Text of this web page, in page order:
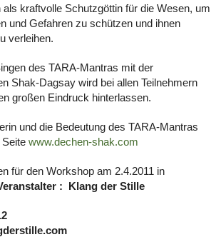
kraftvolle Schutzgöttin für die Wesen, um
und Gefahren zu schützen und ihnen
verleihen.
des TARA-Mantras mit der
Shak-Dagsay wird bei allen Teilnehmern
großen Eindruck hinterlassen.
und die Bedeutung des TARA-Mantras
www.dechen-shak.com
für den Workshop am 2.4.2011 in
: Klang der Stille